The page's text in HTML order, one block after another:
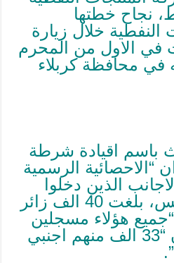
نجاح خطتها
النفطية خلال زيارة
في الاول من المحرم
في محافظة كربلاء
باسم اقيادة شرطة
“الاحصائية الرسمية
الذين دخلوا
المحافظة لغاية امس، بلغت 40 الف زائر
هؤلاء مسجلين
رسميا”، موضحا ان “33 الف منهم اجنبي